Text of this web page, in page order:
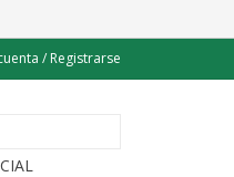
/ Registrarse